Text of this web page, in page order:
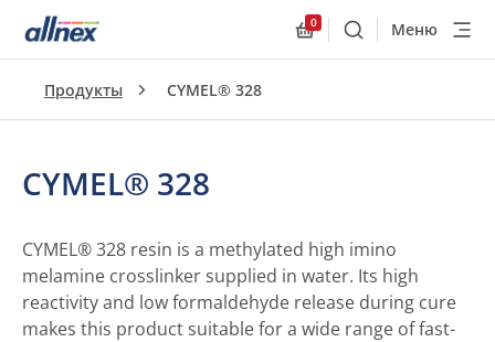
0
ПоискМеню
Продукты CYMEL® 328
CYMEL® 328
CYMEL® 328 resin is a methylated high imino
melamine crosslinker supplied in water. Its high
reactivity and low formaldehyde release during cure
makes this product suitable for a wide range of fast-